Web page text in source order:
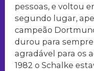
pessoas, e voltou
segundo lugar,
campeão
durou para
agradável para os
1982 o Schalke